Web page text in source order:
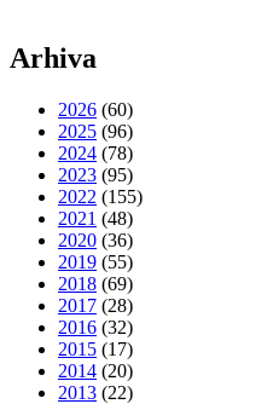
Arhiva
2026 (60)
2025 (96)
2024 (78)
2023 (95)
2022 (155)
2021 (48)
2020 (36)
2019 (55)
2018 (69)
2017 (28)
2016 (32)
2015 (17)
2014 (20)
2013 (22)